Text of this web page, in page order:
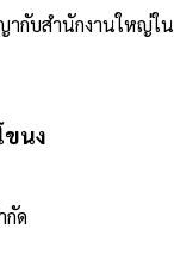
กับสำนักงานใหญ่ใน
นง
กัด